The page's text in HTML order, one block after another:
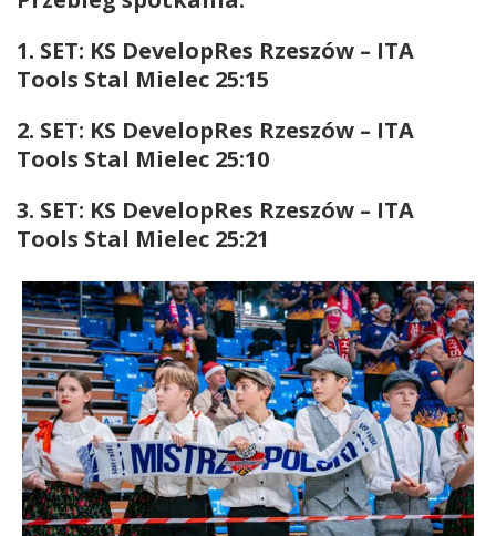
1. SET: KS DevelopRes Rzeszów – ITA
Tools Stal Mielec 25:15
2. SET: KS DevelopRes Rzeszów – ITA
Tools Stal Mielec 25:10
3. SET: KS DevelopRes Rzeszów – ITA
Tools Stal Mielec 25:21